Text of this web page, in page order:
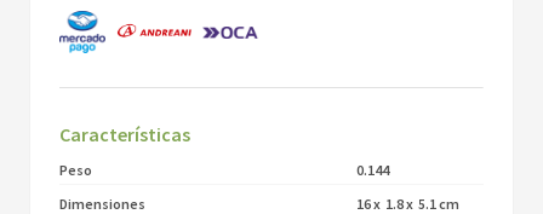
Características
Peso
0.144
Dimensiones
16x 1.8x 5.1cm